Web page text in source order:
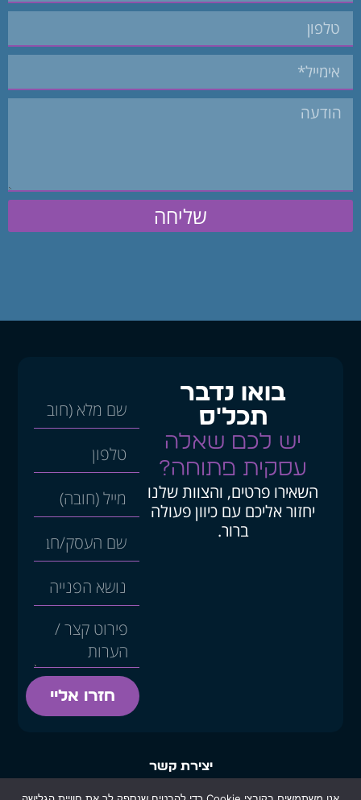
שליחה
בואו נדבר
תכל'ס
יש לכם שאלה
עסקית פתוחה?
השאירו פרטים, והצוות שלנו
יחזור אליכם עם כיוון פעולה
ברור.
חזרו אליי
יצירת קשר
office@infotarget.co.il